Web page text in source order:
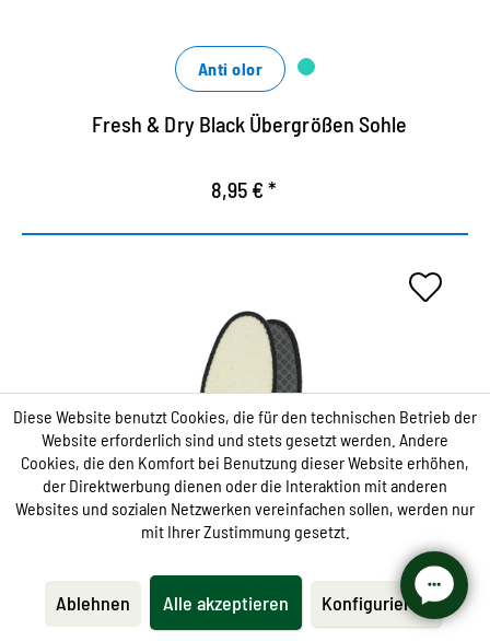
Anti olor
Fresh & Dry Black Übergrößen Sohle
8,95 € *
Suela de aluminio de
calentamiento.
Proporciona la máxima protección contra el frío y
el calor cómodo a través de una innovadora
construcción de 4 capas.
La primera capa de vellón de lana calienta el pie
incluso a bajas temperaturas.
La segunda capa de aluminio está arrendada de
Diese Website benutzt Cookies, die für den technischen Betrieb der
Website erforderlich sind und stets gesetzt werden. Andere
Cookies, die den Komfort bei Benutzung dieser Website erhöhen,
der Direktwerbung dienen oder die Interaktion mit anderen
Websites und sozialen Netzwerken vereinfachen sollen, werden nur
mit Ihrer Zustimmung gesetzt.
Ablehnen Alle akzeptieren Konfigurieren